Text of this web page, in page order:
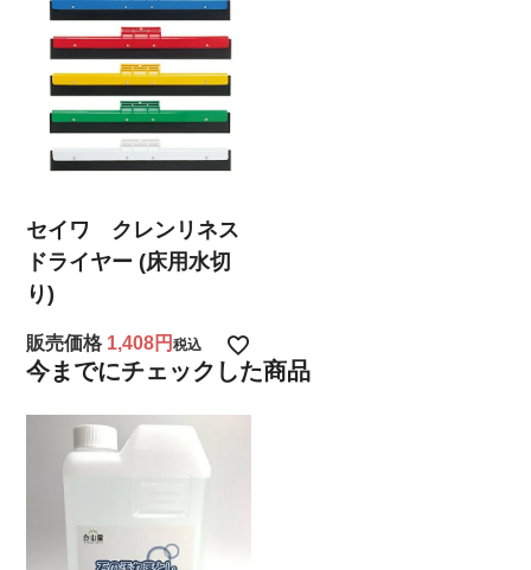
セイワ クレンリネス
ドライヤー (床用水切
り)
販売価格 1,408 税込
今までにチェックした商品